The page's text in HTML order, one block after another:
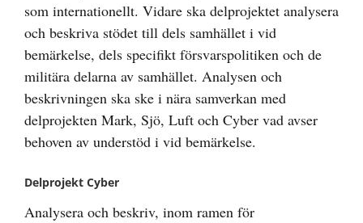
som internationellt. Vidare ska delprojektet analysera
och beskriva stödet till dels samhället i vid
bemärkelse, dels specifikt försvarspolitiken och de
militära delarna av samhället. Analysen och
beskrivningen ska ske i nära samverkan med
delprojekten Mark, Sjö, Luft och Cyber vad avser
behoven av understöd i vid bemärkelse.
Delprojekt Cyber
Analysera och beskriv, inom ramen för